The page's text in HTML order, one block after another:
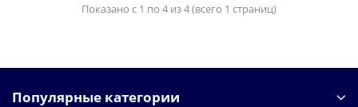
Показано с 1 по 4 из 4 (всего 1 страниц)
Популярные категории